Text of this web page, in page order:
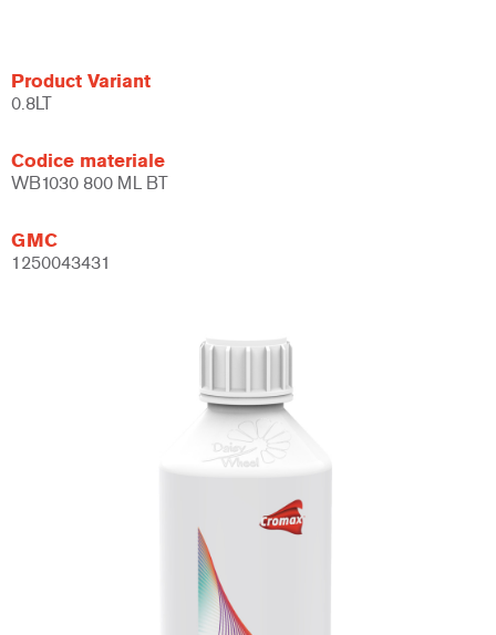
Product Variant
0.8LT
Codice materiale
WB1030 800 ML BT
GMC
1250043431